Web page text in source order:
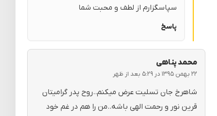
سپاسگزارم از لطف و محبت شما
پاسخ
محمد پناهی
۲۲ بهمن ۱۳۹۵ در ۵:۲۹ بعد از ظهر
شاهرخ جان تسلیت عرض میکنم..روح پدر گرامیتان
قرین نور و رحمت الهی باشه..من را هم در غم خود